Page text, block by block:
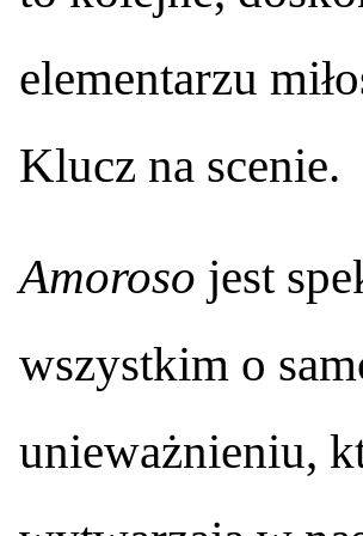
elementarzu
Klucz na scenie.
Amoroso jest
wszystkim o
unieważnieniu,